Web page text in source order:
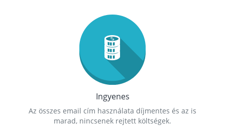
Ingyenes
Az összes email cím használata díjmentes és az is
marad, nincsenek rejtett költségek.